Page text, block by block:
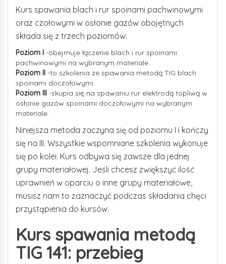
Kurs spawania blach i rur spoinami pachwinowymi
oraz czołowymi w osłonie gazów obojętnych
składa się z trzech poziomów:
Poziom I -obejmuje łączenie blach i rur spoinami
pachwinowymi na wybranym materiale.
Poziom II -to szkolenia ze spawania metodą TIG blach
spoinami doczołowymi.
Poziom III -skupia się na spawaniu rur elektrodą topliwą w
osłonie gazów spoinami doczołowymi na wybranym
materiale.
Niniejsza metoda zaczyna się od poziomu I i kończy
się na III. Wszystkie wspomniane szkolenia wykonuje
się po kolei. Kurs odbywa się zawsze dla jednej
grupy materiałowej. Jeśli chcesz zwiększyć ilość
uprawnień w oparciu o inne grupy materiałowe,
musisz nam to zaznaczyć podczas składania chęci
przystąpienia do kursów.
Kurs spawania metodą
TIG 141: przebieg